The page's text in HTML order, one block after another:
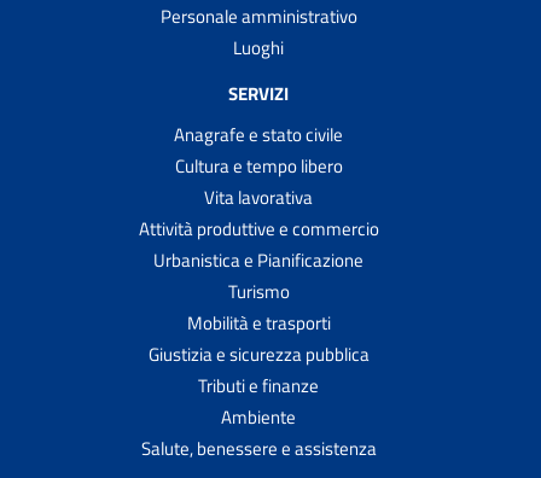
Personale amministrativo
Luoghi
SERVIZI
Anagrafe e stato civile
Cultura e tempo libero
Vita lavorativa
Attività produttive e commercio
Urbanistica e Pianificazione
Turismo
Mobilità e trasporti
Giustizia e sicurezza pubblica
Tributi e finanze
Ambiente
Salute, benessere e assistenza